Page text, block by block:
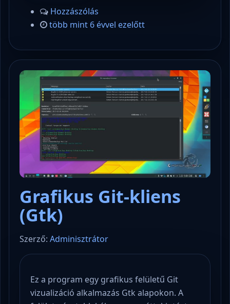
Hozzászólás
több mint 6 évvel ezelőtt
Grafikus Git-kliens
(Gtk)
Szerző: Adminisztrátor
Ez a program egy grafikus felületű Git
vizualizáció alkalmazás Gtk alapokon. A